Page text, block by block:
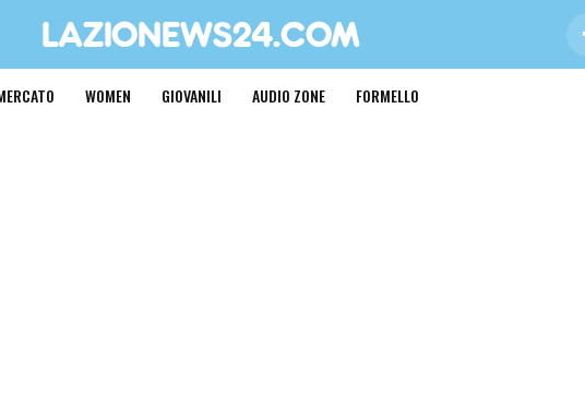
WOMEN GIOVANILI AUDIO ZONE FORMELLO